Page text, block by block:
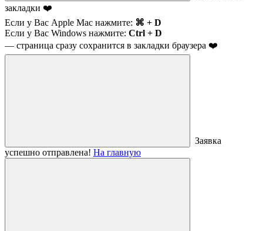
закладки ❤️
Если у Вас Apple Mac нажмите: ⌘ + D
Если у Вас Windows нажмите: Ctrl + D
— страница сразу сохранится в закладки браузера ❤️
Заявка
успешно отправлена! На главную